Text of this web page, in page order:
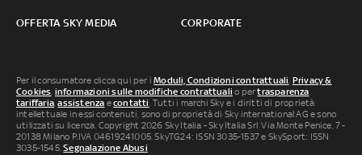
OFFERTA SKY MEDIA CORPORATE
Per il consumatore clicca qui per iModuli, Condizioni contrattuali, Privacy &
Cookies, informazioni sulle modifiche contrattuali o pertrasparenza
tariffaria,assistenza econtatti. Tutti i marchi Sky e i diritti di proprietà
intellettuale in essi contenuti, sono di proprietà di Sky international AG e sono
utilizzati su licenza. Copyright 2026 Sky Italia - Sky Italia Srl Via Monte Penice, 7 -
20138 Milano P.IVA 04619241005. SkyTG24: ISSN 3035-1537 e SkySport: ISSN
3035-1545.Segnalazione Abusi